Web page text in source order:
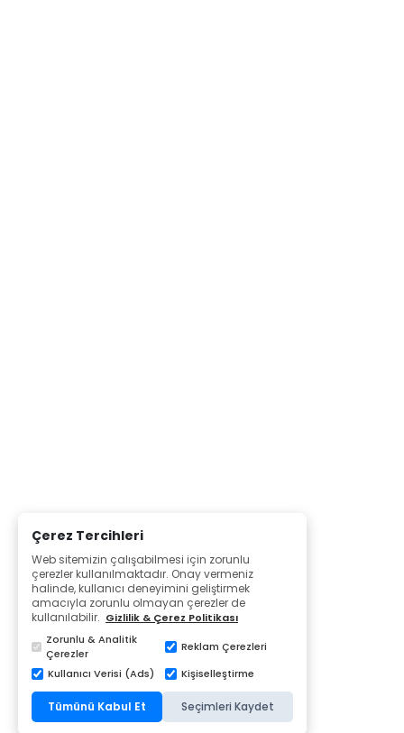
Çerez Tercihleri
Web sitemizin çalışabilmesi için zorunlu
çerezler kullanılmaktadır. Onay vermeniz
halinde, kullanıcı deneyimini geliştirmek
amacıyla zorunlu olmayan çerezler de
kullanılabilir. Gizlilik & Çerez Politikası
Zorunlu & Analitik
Çerezler
Reklam Çerezleri
Kullanıcı Verisi (Ads)
Kişiselleştirme
Tümünü Kabul Et Seçimleri Kaydet